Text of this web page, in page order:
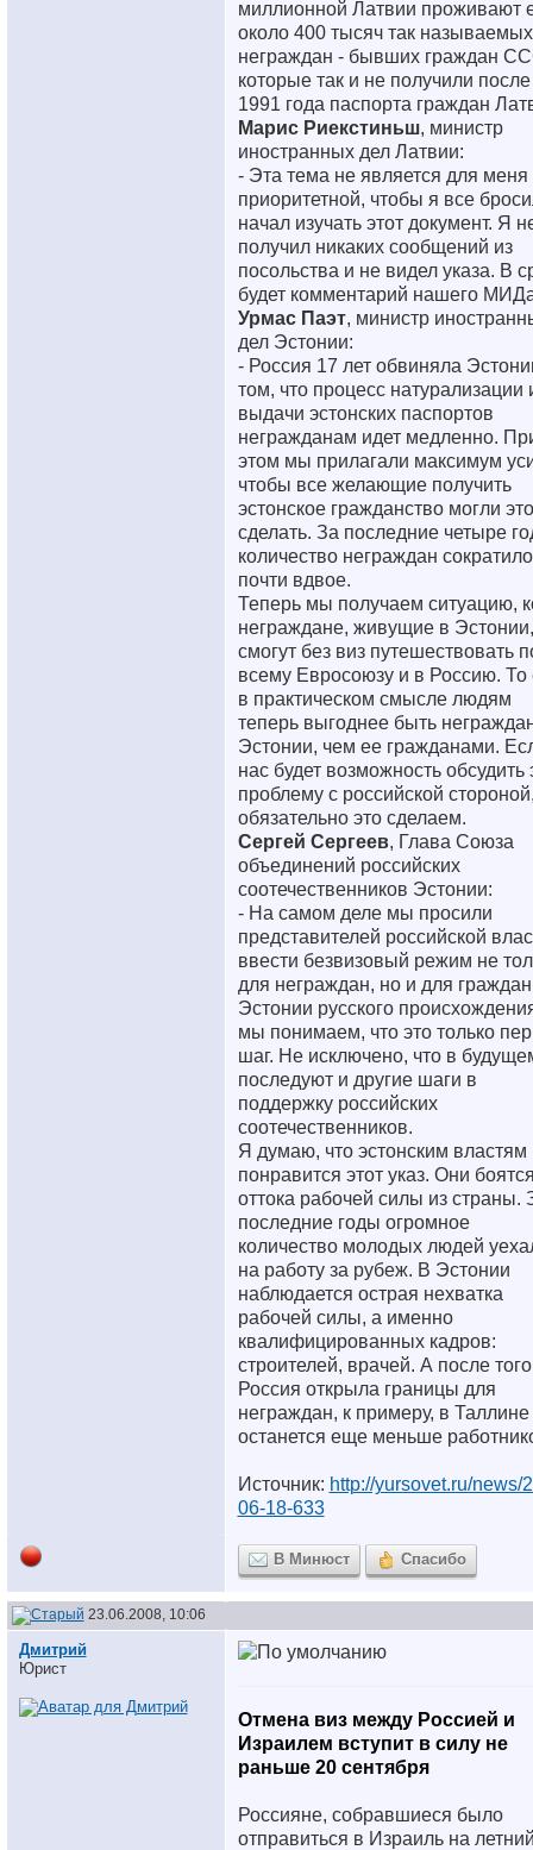
миллионной Латвии проживают
около 400 тысяч так называемых
неграждан - бывших граждан
которые так и не получили после
1991 года паспорта граждан
Марис Риекстиньш, министр
иностранных дел Латвии:
- Эта тема не является для меня
приоритетной, чтобы я все
начал изучать этот документ. Я
получил никаких сообщений из
посольства и не видел указа. В
будет комментарий нашего
Урмас Паэт, министр
дел Эстонии:
- Россия 17 лет обвиняла
том, что процесс натурализации
выдачи эстонских паспортов
негражданам идет медленно.
этом мы прилагали максимум
чтобы все желающие получить
эстонское гражданство могли это
сделать. За последние четыре
количество неграждан
почти вдвое.
Теперь мы получаем ситуацию,
неграждане, живущие в Эстонии,
смогут без виз путешествовать
всему Евросоюзу и в Россию. То
в практическом смысле людям
теперь выгоднее быть
Эстонии, чем ее гражданами.
нас будет возможность обсудить
проблему с российской
обязательно это сделаем.
Сергей Сергеев, Глава Союза
объединений российских
соотечественников Эстонии:
- На самом деле мы просили
представителей российской
ввести безвизовый режим не
для неграждан, но и для граждан
Эстонии русского
мы понимаем, что это только
шаг. Не исключено, что в
последуют и другие шаги в
поддержку российских
соотечественников.
Я думаю, что эстонским властям
понравится этот указ. Они
оттока рабочей силы из страны.
последние годы огромное
количество молодых людей
на работу за рубеж. В Эстонии
наблюдается острая нехватка
рабочей силы, а именно
квалифицированных кадров:
строителей, врачей. А после того
Россия открыла границы для
неграждан, к примеру, в Таллине
останется еще меньше
Источник: http://yursovet.ru/news/
06-18-633
В Минюст Спасибо
23.06.2008, 10:06
Дмитрий
Юрист
Отмена виз между Россией и
Израилем вступит в силу не
раньше 20 сентября
Россияне, собравшиеся было
отправиться в Израиль на